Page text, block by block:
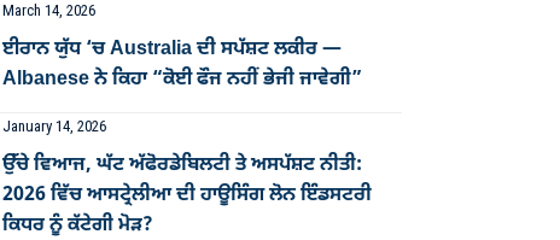
March 14, 2026
ਈਰਾਨ ਯੁੱਧ ‘ਚ Australia ਦੀ ਸਪੱਸ਼ਟ ਲਕੀਰ —
Albanese ਨੇ ਕਿਹਾ “ਕੋਈ ਫੌਜ ਨਹੀਂ ਭੇਜੀ ਜਾਵੇਗੀ”
January 14, 2026
ਉੱਚੇ ਵਿਆਜ, ਘੱਟ ਅੱਫੋਰਡੇਬਿਲਟੀ ਤੇ ਅਸਪੱਸ਼ਟ ਨੀਤੀ:
2026 ਵਿੱਚ ਆਸਟ੍ਰੇਲੀਆ ਦੀ ਹਾਊਸਿੰਗ ਲੋਨ ਇੰਡਸਟਰੀ
ਕਿਧਰ ਨੂੰ ਕੱਟੇਗੀ ਮੋੜ?